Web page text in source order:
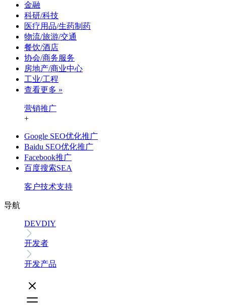
金融
科研/科技
医疗用品/生药制药
物流/旅游/交通
餐饮/酒店
协会/商务服务
房地产/商业中心
工业/工程
查看更多 »
营销推广
+
Google SEO优化推广
Baidu SEO优化推广
Facebook推广
百度搜索SEA
客户技术支持
导航
DEVDIY
开发者
开发产品